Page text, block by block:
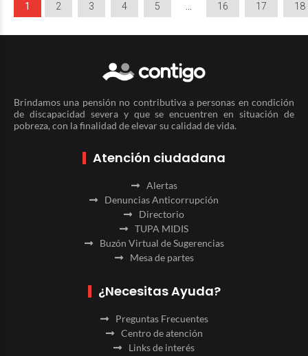
1 2 3 4 5 16 17 18
Brindamos una pensión no contributiva a personas en condición
de discapacidad severa y que se encuentren en situación de
pobreza, con la finalidad de elevar su calidad de vida.
Atención ciudadana
Alertas
Denuncias Anticorrupción
Directorio
TUPA MIDIS
Buzón Virtual de Sugerencias
Mesa de partes
¿Necesitas Ayuda?
Preguntas Frecuentes
Centro de atención
Links de interés